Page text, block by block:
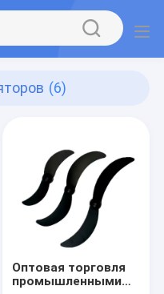
(6)
Оптовая торговля
промышленными